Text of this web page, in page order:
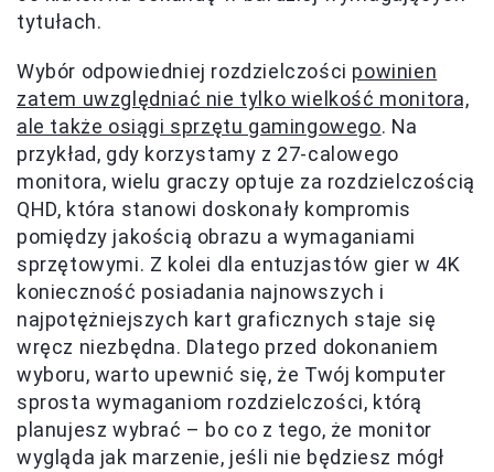
tytułach.
Wybór odpowiedniej rozdzielczości powinien
zatem uwzględniać nie tylko wielkość monitora,
ale także osiągi sprzętu gamingowego. Na
przykład, gdy korzystamy z 27-calowego
monitora, wielu graczy optuje za rozdzielczością
QHD, która stanowi doskonały kompromis
pomiędzy jakością obrazu a wymaganiami
sprzętowymi. Z kolei dla entuzjastów gier w 4K
konieczność posiadania najnowszych i
najpotężniejszych kart graficznych staje się
wręcz niezbędna. Dlatego przed dokonaniem
wyboru, warto upewnić się, że Twój komputer
sprosta wymaganiom rozdzielczości, którą
planujesz wybrać – bo co z tego, że monitor
wygląda jak marzenie, jeśli nie będziesz mógł